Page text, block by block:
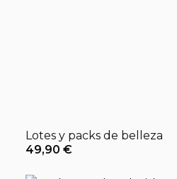
Lotes y packs de belleza
49,90 €